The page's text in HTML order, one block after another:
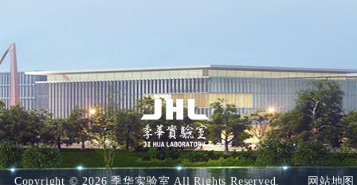
Copyright ©2026 季华实验室 All Rights Reserved. 网站地图